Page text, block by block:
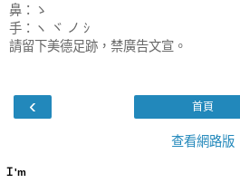
鼻：ゝ
手：ヽ ヾ ノ ｼ
請留下美德足跡，禁廣告文宣。
‹ 首頁
查看網路版
Ｉ'm